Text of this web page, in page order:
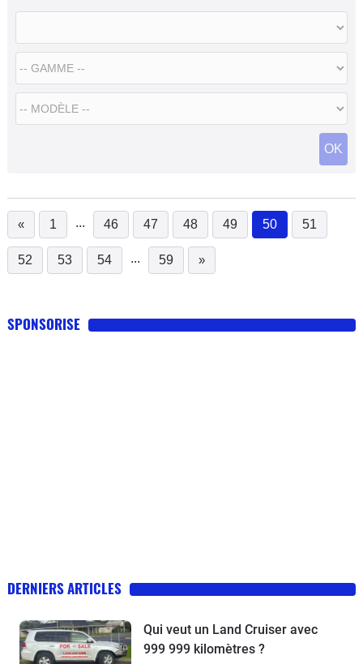
OK
« 1 ... 46 47 48 49 50
(current)
51
52 53 54 ... 59 »
SPONSORISE
DERNIERS ARTICLES
Qui veut un Land Cruiser avec
999 999 kilomètres ?